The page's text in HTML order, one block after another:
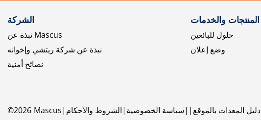
الشركة
نبذة عن Mascus
نبذة عن شركة ريتشي وإخوانه
نصائح أمنية
المنتجات والخدمات
حلول للبائعين
وضع إعلان
©2026 Mascus الشروط والأحكام سياسة الخصوصية دليل المعدات بالموقع